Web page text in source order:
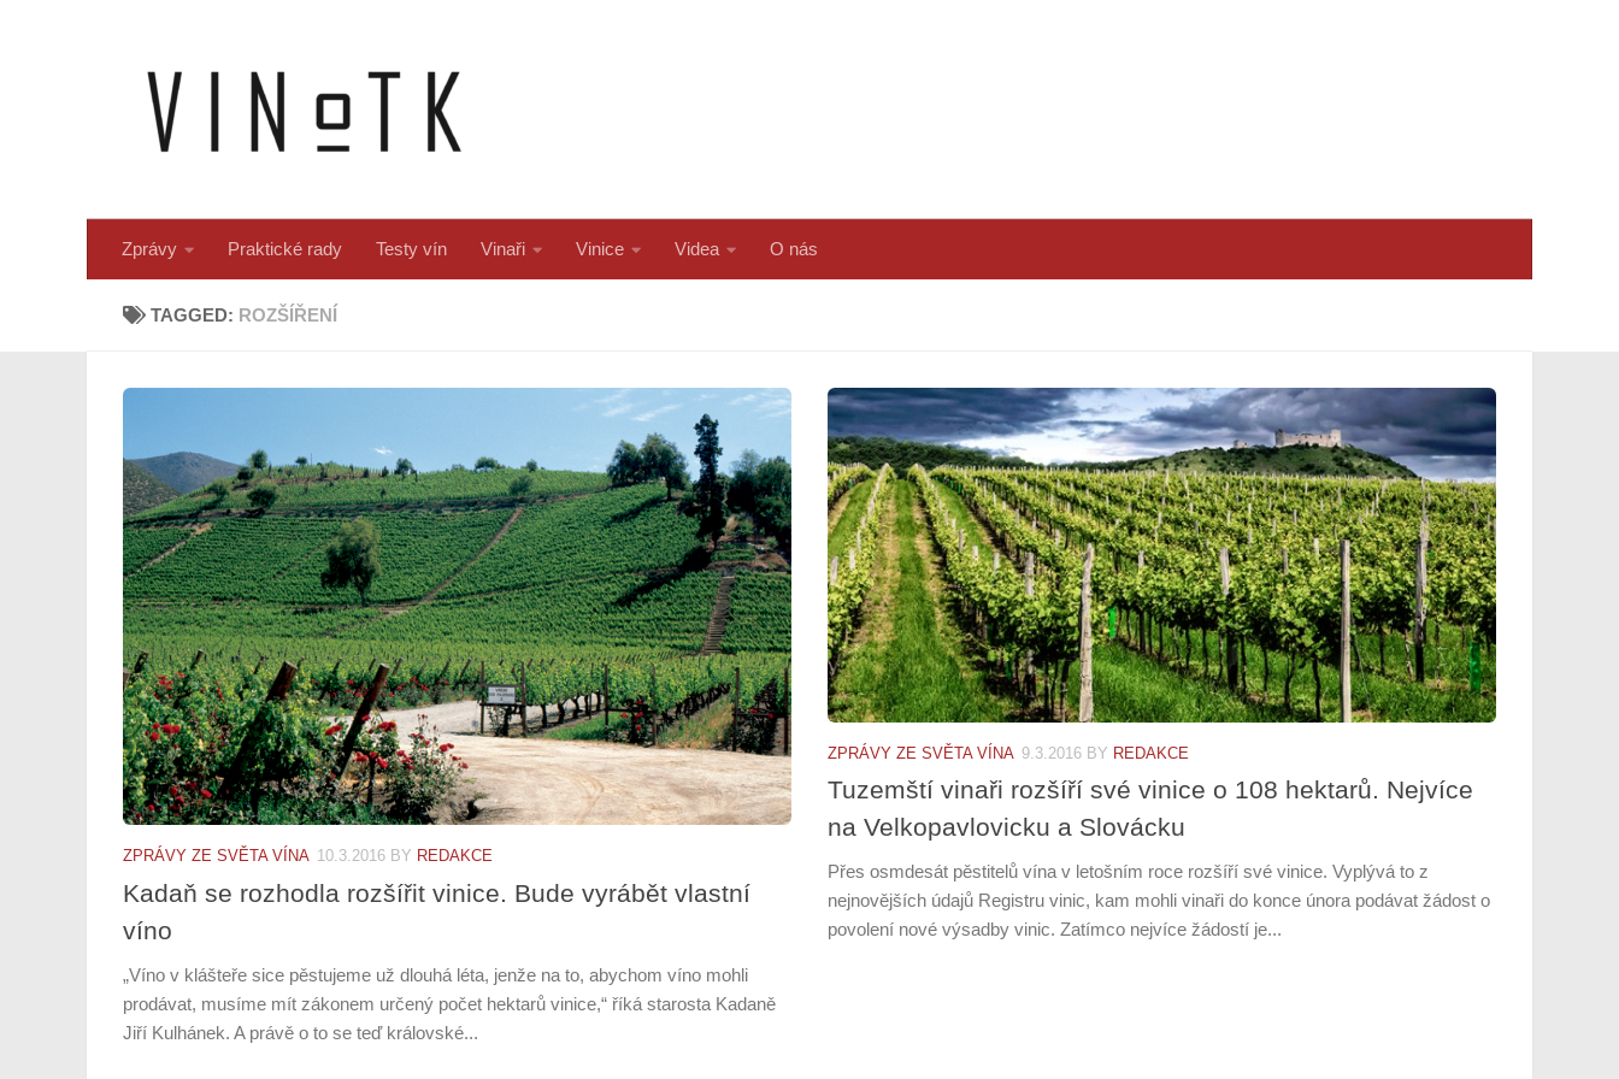
Zprávy Praktické rady Testy vín Vinaři Vinice Videa O nás
TAGGED: ROZŠÍŘENÍ
ZPRÁVY ZE SVĚTA VÍNA 10.3.2016 BY REDAKCE
Kadaň se rozhodla rozšířit vinice. Bude vyrábět vlastní
víno
„Víno v klášteře sice pěstujeme už dlouhá léta, jenže na to, abychom víno mohli
prodávat, musíme mít zákonem určený počet hektarů vinice,“ říká starosta Kadaně
Jiří Kulhánek. A právě o to se teď královské...
ZPRÁVY ZE SVĚTA VÍNA 9.3.2016 BY REDAKCE
Tuzemští vinaři rozšíří své vinice o 108 hektarů. Nejvíce
na Velkopavlovicku a Slovácku
Přes osmdesát pěstitelů vína v letošním roce rozšíří své vinice. Vyplývá to z
nejnovějších údajů Registru vinic, kam mohli vinaři do konce února podávat žádost o
povolení nové výsadby vinic. Zatímco nejvíce žádostí je...